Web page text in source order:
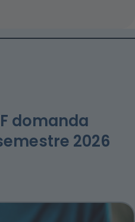
domanda
2026